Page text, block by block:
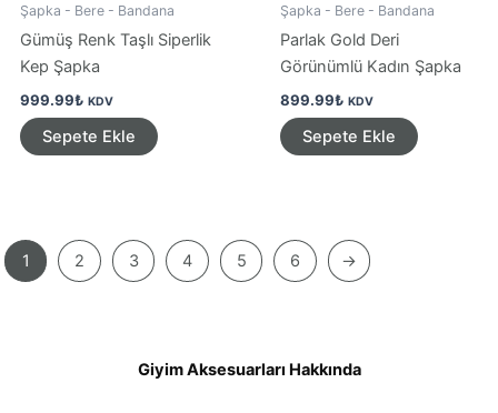
Şapka - Bere - Bandana
Gümüş Renk Taşlı Siperlik
Kep Şapka
999.99₺ KDV
Sepete Ekle
Şapka - Bere - Bandana
Parlak Gold Deri
Görünümlü Kadın Şapka
899.99₺ KDV
Sepete Ekle
1 2 3 4 5 6 →
Giyim Aksesuarları Hakkında